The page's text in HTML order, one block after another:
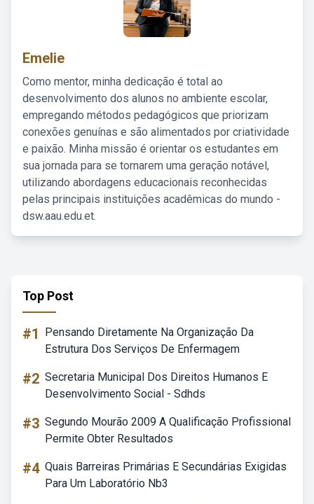
Emelie
Como mentor, minha dedicação é total ao
desenvolvimento dos alunos no ambiente escolar,
empregando métodos pedagógicos que priorizam
conexões genuínas e são alimentados por criatividade
e paixão. Minha missão é orientar os estudantes em
sua jornada para se tornarem uma geração notável,
utilizando abordagens educacionais reconhecidas
pelas principais instituições acadêmicas do mundo -
dsw.aau.edu.et.
Top Post
#1
Pensando Diretamente Na Organização Da
Estrutura Dos Serviços De Enfermagem
#2 Secretaria Municipal Dos Direitos Humanos E
Desenvolvimento Social - Sdhds
#3 Segundo Mourão 2009 A Qualificação Profissional
Permite Obter Resultados
#4 Quais Barreiras Primárias E Secundárias Exigidas
Para Um Laboratório Nb3